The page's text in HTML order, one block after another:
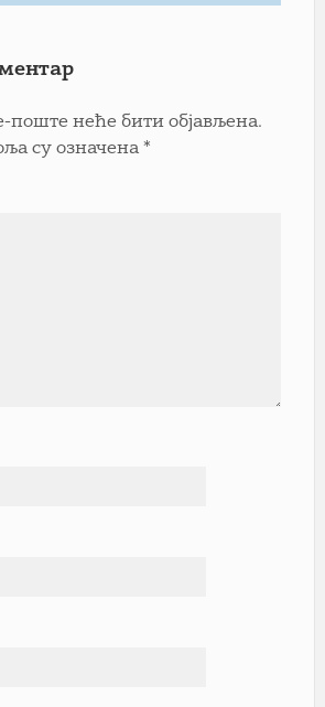
поште неће бити објављена.
су означена *